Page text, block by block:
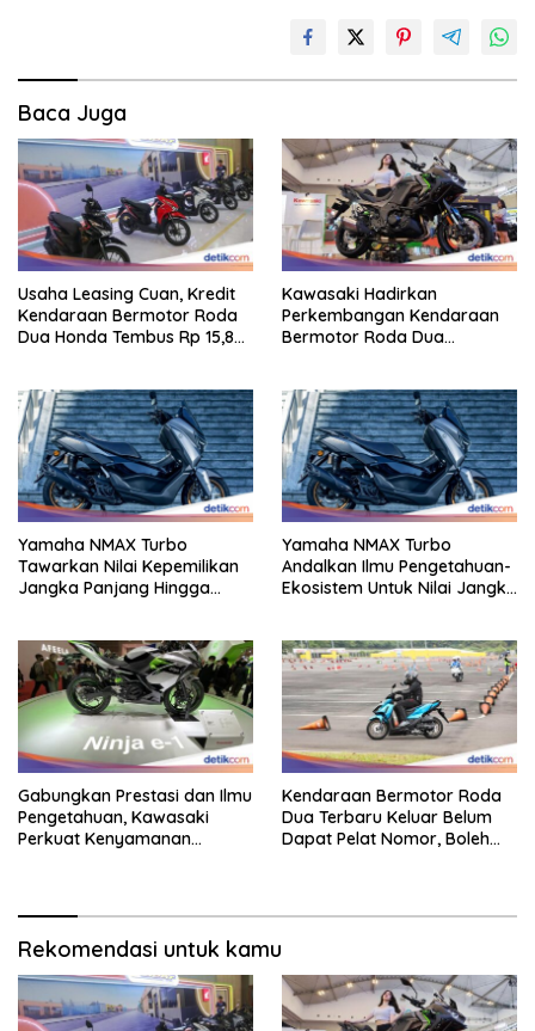
Baca Juga
Usaha Leasing Cuan, Kredit
Kendaraan Bermotor Roda
Dua Honda Tembus Rp 15,8
Kawasaki Hadirkan
Perkembangan Kendaraan
Bermotor Roda Dua
Yamaha NMAX Turbo
Tawarkan Nilai Kepemilikan
Jangka Panjang Hingga
Yamaha NMAX Turbo
Andalkan Ilmu Pengetahuan-
Ekosistem Untuk Nilai Jangka
Gabungkan Prestasi dan Ilmu
Pengetahuan, Kawasaki
Perkuat Kenyamanan
Kendaraan Bermotor Roda
Dua Terbaru Keluar Belum
Dapat Pelat Nomor, Boleh
Rekomendasi untuk kamu